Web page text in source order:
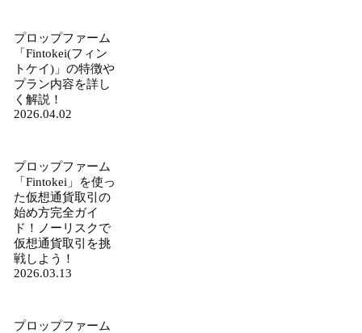
プロップファーム
「Fintokei(フィン
トケイ)」の特徴や
プラン内容を詳し
く解説！
2026.04.02
プロップファーム
「Fintokei」を使っ
た仮想通貨取引の
始め方完全ガイ
ド！ノーリスクで
仮想通貨取引を挑
戦しよう！
2026.03.13
プロップファーム